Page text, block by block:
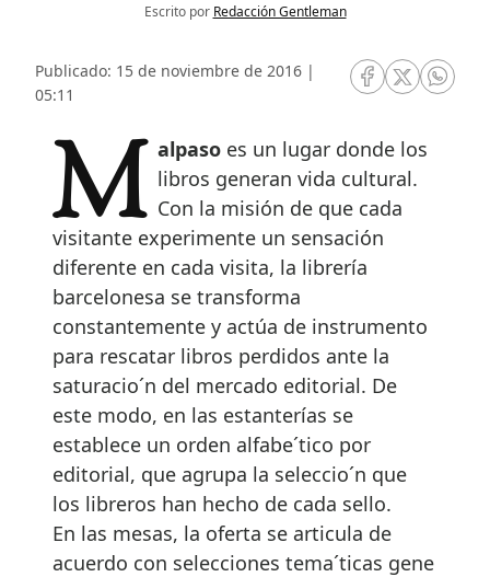
Escrito por Redacción Gentleman
Publicado: 15 de noviembre de 2016 |
05:11
RRSS Facebook
RRSSRRSS
Malpaso es un lugar donde los
libros generan vida cultural.
Con la misión de que cada
visitante experimente un sensación
diferente en cada visita, la librería
barcelonesa se transforma
constantemente y actúa de instrumento
para rescatar libros perdidos ante la
saturacio´n del mercado editorial. De
este modo, en las estanterías se
establece un orden alfabe´tico por
editorial, que agrupa la seleccio´n que
los libreros han hecho de cada sello.
En las mesas, la oferta se articula de
acuerdo con selecciones tema´ticas gene